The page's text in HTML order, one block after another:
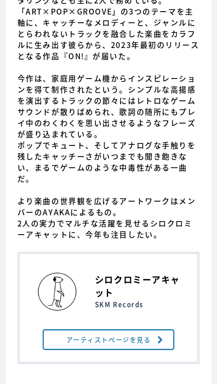
「ART×POP×GROOVE」の3つのテーマを主
軸に、キャッチーなメロディーと、ジャンルに
とらわれないトラックを融合した楽曲をカラフ
ルに生み出す彼らから、2023年最初のリリース
となる作品『ON!』が届いた。
今作は、家庭用ゲーム機からインスピレーショ
ンを得て制作されたという。シンプルな高揚感
を演出するトラックの節々にはレトロなゲーム
サウンドが散りばめられ、歌詞の随所にもプレ
イ中のわくわくを思い出させるようなフレーズ
が盛り込まれている。
ポップでキュート、そしてアナログな手触りを
残したキャッチーさがいつまでも聞き飽きな
い、まるでゲームのような中毒性がある一曲
だ。
より楽曲の世界観を広げるアートワークはメン
バーのAYAKAによるもの。
2人の実力でマルチな活躍を見せるシロクロミ
ーアキャットに、今年も注目したい。
シロクロミーアキャ
ット
SKM Records
アーティストページを見る